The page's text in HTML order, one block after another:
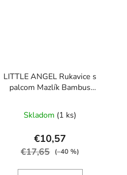
LITTLE ANGEL Rukavice s
palcom Mazlík Bambus
Skladom (1 ks)
€10,57
€17,65 (–40 %)